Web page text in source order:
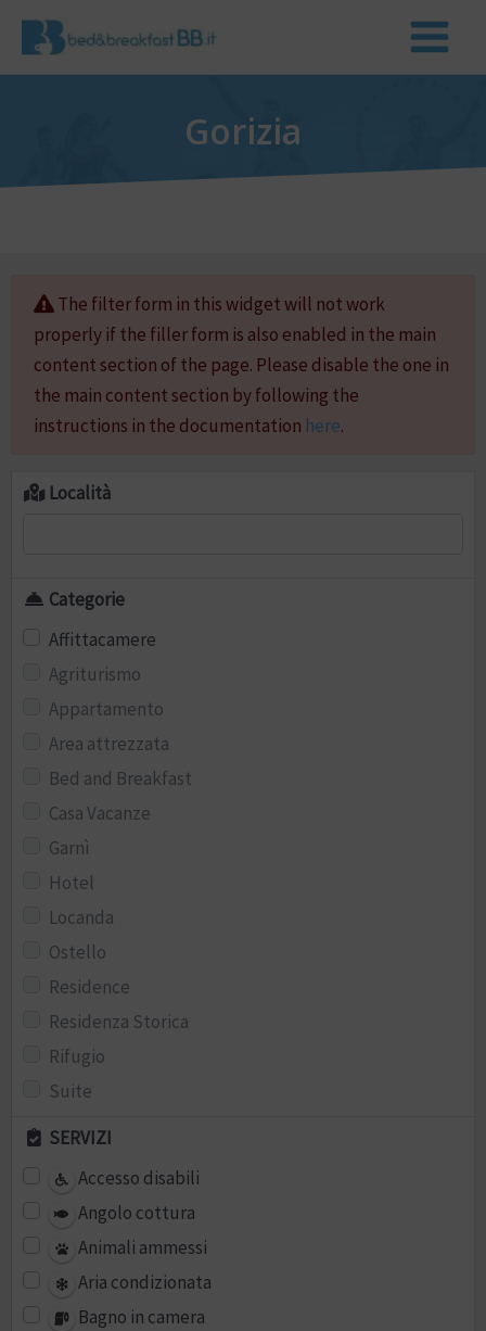
Gorizia
The filter form in this widget will not work
properly if the filler form is also enabled in the main
content section of the page. Please disable the one in
the main content section by following the
instructions in the documentation here.
Località
Categorie
Affittacamere
Agriturismo
Appartamento
Area attrezzata
Bed and Breakfast
Casa Vacanze
Garnì
Hotel
Locanda
Ostello
Residence
Residenza Storica
Rifugio
Suite
SERVIZI
Accesso disabili
Angolo cottura
Animali ammessi
Aria condizionata
Bagno in camera